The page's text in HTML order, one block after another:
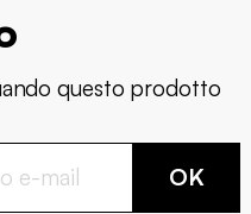
questo prodotto
OK